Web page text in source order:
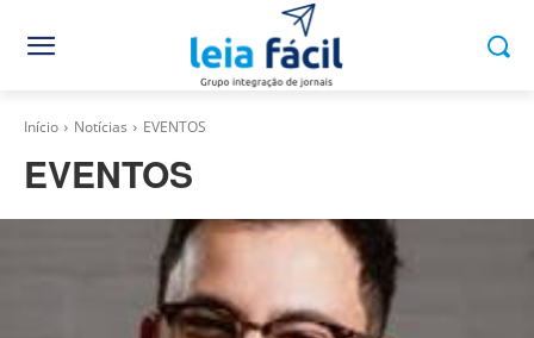
Início Notícias EVENTOS
EVENTOS